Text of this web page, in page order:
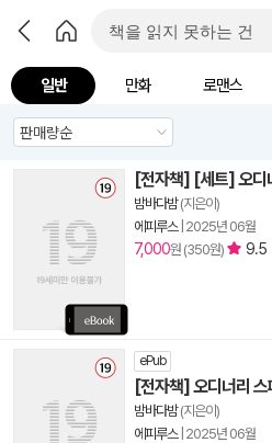
일반 만화 로맨스
[전자책] [세트] 오디
밤바다밤(지은이)
에피루스| 2025년 06월
7,000원 (350원) 9.5
ePub
[전자책] 오디너리 스
밤바다밤(지은이)
에피루스| 2025년 06월